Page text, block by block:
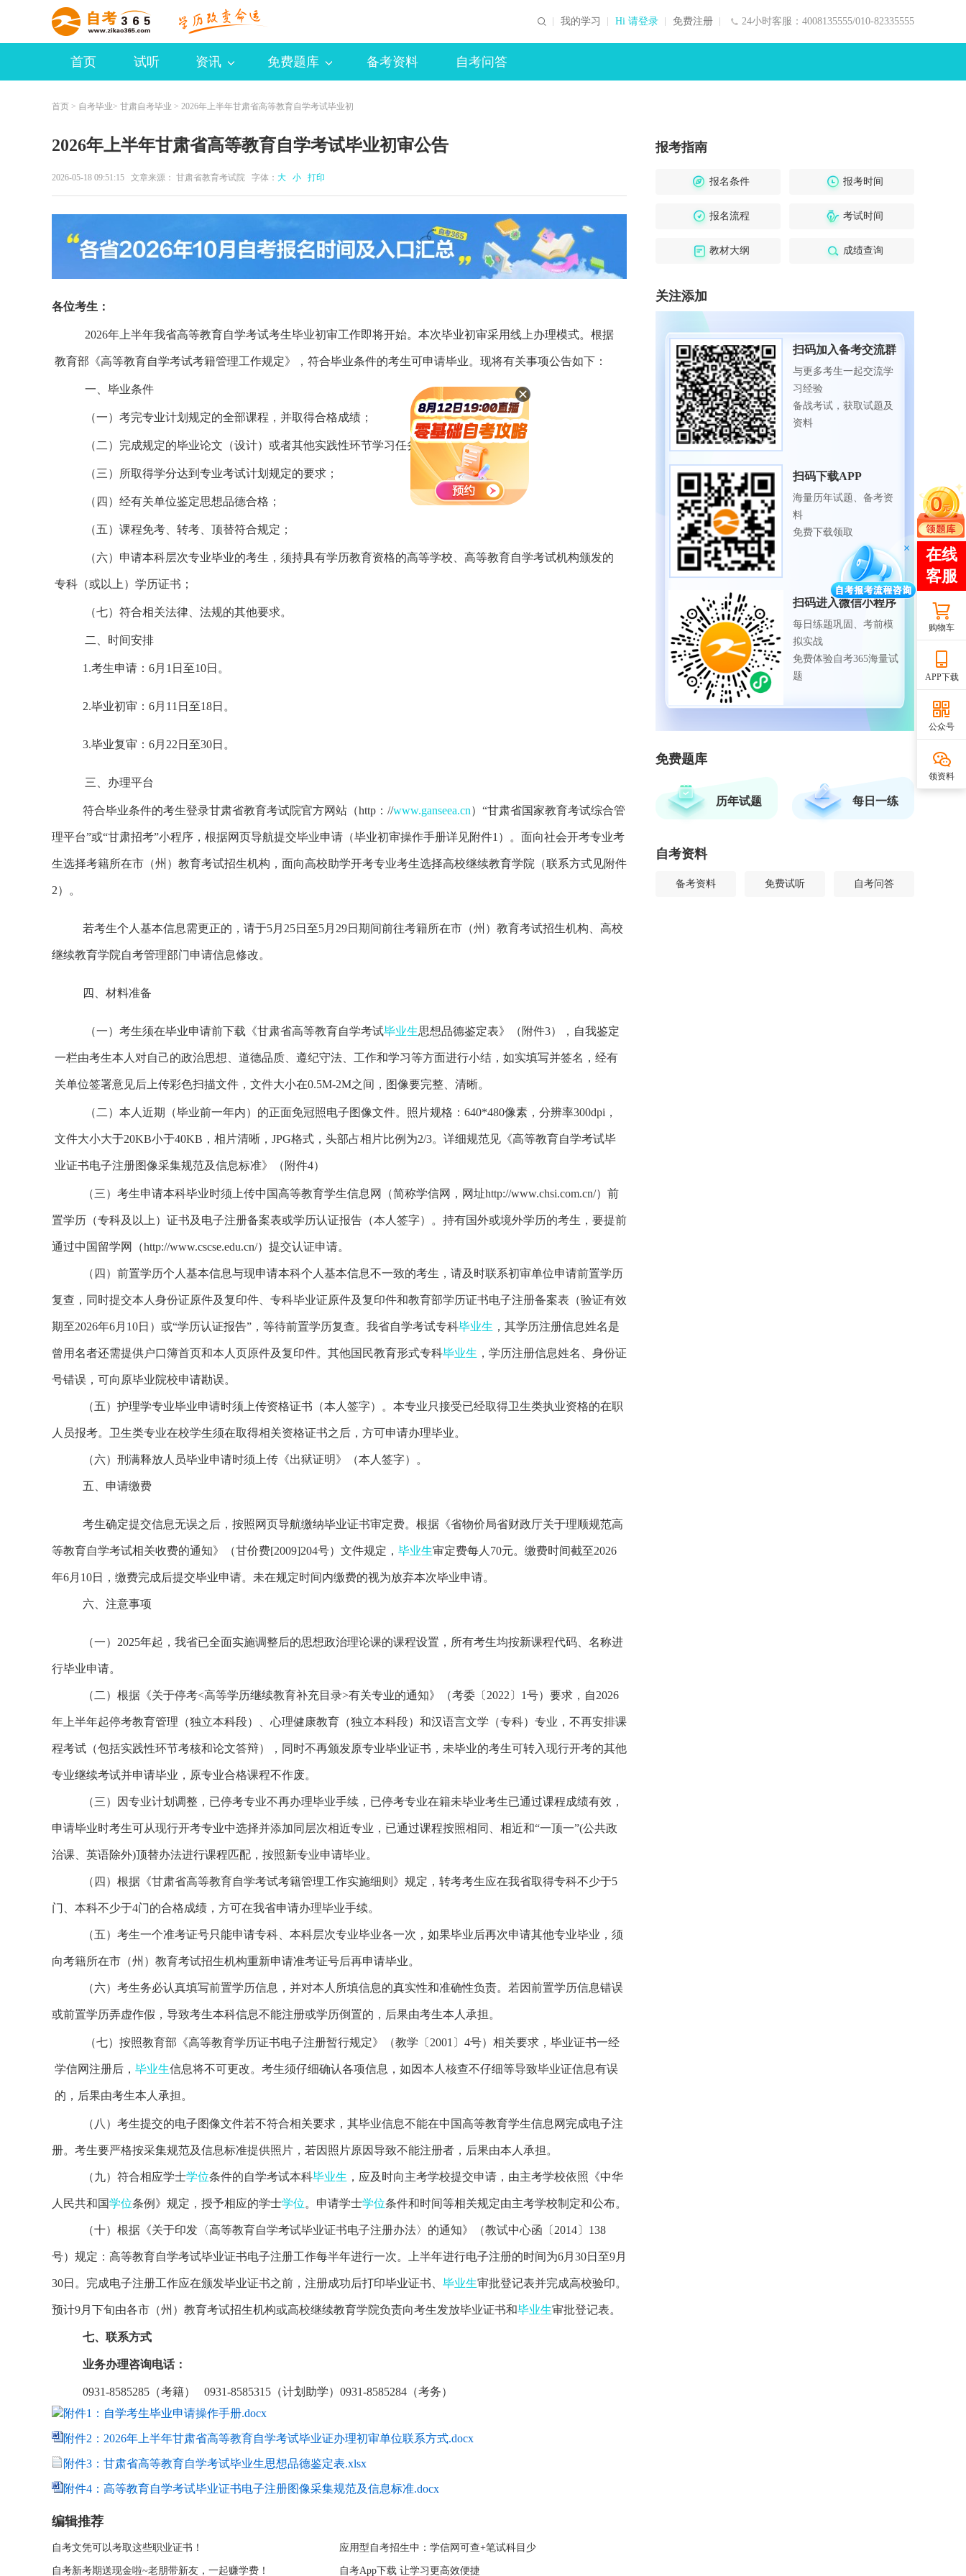
24小时客服：4008135555/010-82335555
我的学习 Hi 请登录 免费注册
首页 试听 资讯 免费题库 备考资料 自考问答
首页 > 自考毕业> 甘肃自考毕业 > 2026年上半年甘肃省高等教育自学考试毕业初
2026年上半年甘肃省高等教育自学考试毕业初审公告
2026-05-18 09:51:15 文章来源： 甘肃省教育考试院 字体： 大 小 打印
各位考生：
2026年上半年我省高等教育自学考试考生毕业初审工作即将开始。本次毕业初审采用线上办理模式。 根据
教育部《高等教育自学考试考籍管理工作规定》， 符合毕业条件的考生可申请毕业。现将有关事项公告如下：
一、毕业条件
（一）考完专业计划规定的全部课程，并取得合格成绩；
（二）完成规定的毕业论文（设计）或者其他实践性环节学习任务，并取得合格成绩；
（三）所取得学分达到专业考试计划规定的要求；
（四）经有关单位鉴定思想品德合格；
（五）课程免考、转考、 顶替符合规定；
（六）申请本科层次专业毕业的考生，须持具有学历教育资格的高等学校、高等教育自学考试机构颁发的
专科（或以上）学历证书；
（七）符合相关法律、法规的其他要求。
二 时间安排
1.考生申请：6月 1 日至10日 。
2.毕业初审：6月 11 日至18日 。
3.毕业复审：6月22日至30日。
三 办理平台
符合毕业条件的考生登录甘肃省教育考试院官方网站（http：//www.ganseea.cn）“甘肃省国家教育考试综合管
理平台”或“甘肃招考”小程序，根据网页导航提交毕业申请（毕业初审操作手册详见附件1）。面向社会开考专业考
生选择考籍所在市（州）教育考试招生机构，面向高校助学开考专业考生选择高校继续教育学院（联系方式见附件
2）。
若考生个人基本信息需更正的，请于5月 25日至5月 29日期间前往考籍所在市（州） 教育考试招生机构、 高校
继续教育学院自考管理部门申请信息修改。
四、材料准备
（一） 考生须在毕业申请前下载《甘肃省高等教育自学考试毕业生思想品德鉴定表》 （附件3） ，自我鉴定
一栏由考生本人对自己的政治思想、道德品质、遵纪守法、工作和学习等方面进行小结，如实填写并签名 ， 经有
关单位签署意见后 上传彩色扫描文件 ， 文件大小在0.5M-2M之间，图像要完整、清晰。
（二） 本人近期（毕业前一年内）的正面免冠照电子图像文件。 照片规格：640*480像素，分辨率300dpi，
文件大小大于20KB小于40KB，相片清晰，JPG格式，头部占相片比例为2/3。详细规范见《高等教育自学考试毕
业证书电子注册图像采集规范及信息标准》（附件4）
（三）考生申请本科毕业时须上传中国高等教育学生信息网（简称学信网，网址http://www.chsi.com.cn/）前
置学历（专科及以上）证书及电子注册备案表或学历认证报告（本人签字）。 持有国外或境外学历的考生，要提前
通过中国留学网（http://www.cscse.edu.cn/）提交认证申请。
（四） 前置学历个人基本信息与现申请本科个人基本信息不一致的考生，请及时联系初审单位申请前置学历
复查，同时提交本人身份证原件及复印件、专科毕业证原件及复印件和教育部学历证书电子注册备案表 （验证有效
期至2026年6月10日） 或“学历认证报告” ， 等待前置学历复查。 我省自学考试专科毕业生 ，其学历注册信息姓名是
曾用名者还需提供户口簿首页和本人页原件及复印件。其他国民教育形式专科毕业生 ，学历注册信息姓名、身份证
号错误，可向原毕业院校申请勘误。
（五） 护理学专业毕业申请时须上传资格证书（本人签字）。本专业只接受已经取得卫生类执业资格的在职
人员报考。卫生类专业在校学生须在取得相关资格证书之后，方可申请办理毕业。
（六）刑满释放人员毕业申请时须上传《出狱证明》（本人签字）。
五、申请缴费
考生确定提交信息无误之后， 按照网页导航缴纳毕业证书审定费。 根据《省物价局省财政厅关于理顺规范高
等教育自学考试相关收费的通知》（甘价费[2009]204号）文件规定， 毕业生审定费每人70元。 缴费时间截至2026
年6月 10日， 缴费完成后提交毕业申请。 未在规定时间内缴费的视为放弃本次毕业申请。
六、注意事项
（一）2025年起，我省已全面实施调整后的思想政治理论课的课程设置，所有考生均按新课程代码、名称进
行毕业申请。
（二）根据《关于停考<高等学历继续教育补充目录>有关专业的通知》（考委〔2022〕1号）要求，自2026
年上半年起停考教育管理（独立本科段）、心理健康教育（独立本科段）和汉语言文学（专科）专业，不再安排课
程考试（包括实践性环节考核和论文答辩），同时不再颁发原专业毕业证书，未毕业的考生可转入现行开考的其他
专业继续考试并申请毕业，原专业合格课程不作废。
（三）因专业计划调整，已停考专业不再办理毕业手续，已停考专业在籍未毕业考生已通过课程成绩有效，
申请毕业时考生可从现行开考专业中选择并添加同层次相近专业，已通过课程按照相同、相近和“一顶一”(公共政
治课、英语除外)顶替办法进行课程匹配，按照新专业申请毕业。
（四）根据《甘肃省高等教育自学考试考籍管理工作实施细则》规定，转考考生应在我省取得专科不少于5
门、本科不少于4门的合格成绩，方可在我省申请办理毕业手续。
（五）考生一个准考证号只能申请专科、本科层次专业毕业各一次，如果毕业后再次申请其他专业毕业，须
向考籍所在市（州）教育考试招生机构重新申请准考证号后再申请毕业。
（六）考生务必认真填写前置学历信息，并对本人所填信息的真实性和准确性负责。若因前置学历信息错误
或前置学历弄虚作假，导致考生本科信息不能注册或学历倒置的，后果由考生本人承担。
（七）按照教育部《高等教育学历证书电子注册暂行规定》（教学〔2001〕4号）相关要求，毕业证书一经
学信网注册后， 毕业生信息将不可更改。考生须仔细确认各项信息，如因本人核查不仔细等导致毕业证信息有误
的，后果由考生本人承担。
（八） 考生提交的电子图像文件若不符合相关要求，其毕业信息不能在中国高等教育学生信息网完成电子注
册。考生要严格按采集规范及信息标准提供照片， 若因照片原因导致不能注册者 ，后果由本人承担。
（九）符合相应学士学位条件的自学考试本科毕业生 ，应及时向主考学校提交申请，由主考学校依照《中华
人民共和国学位条例》规定，授予相应的学士学位。申请学士学位条件和时间等相关规定由主考学校制定和公布。
（十）根据《关于印发〈高等教育自学考试毕业证书电子注册办法〉的通知》（教试中心函〔2014〕138
号）规定：高等教育自学考试毕业证书电子注册工作每半年进行一次。上半年进行电子注册的时间为6月30日至9月
30日。完成电子注册工作应在颁发毕业证书之前，注册成功后打印毕业证书、 毕业生审批登记表并完成高校验印。
预计9月下旬由各市（州）教育考试招生机构或高校继续教育学院负责向考生发放毕业证书和毕业生审批登记表。
七、联系方式
业务办理咨询电话：
0931-8585285（考籍） 0931-8585315（计划助学）0931-8585284（考务）
附件1：自学考生毕业申请操作手册.docx
附件2：2026年上半年甘肃省高等教育自学考试毕业证办理初审单位联系方式.docx
附件3：甘肃省高等教育自学考试毕业生思想品德鉴定表.xlsx
附件4：高等教育自学考试毕业证书电子注册图像采集规范及信息标准.docx
编辑推荐
自考文凭可以考取这些职业证书！ 应用型自考招生中：学信网可查+笔试科目少
自考新考期送现金啦~老朋带新友，一起赚学费！ 自考App下载 让学习更高效便捷
报考指南
报名条件 报考时间
报名流程 考试时间
教材大纲 成绩查询
关注添加
扫码加入备考交流群
与更多考生一起交流学
习经验
备战考试，获取试题及
资料
扫码下载APP
海量历年试题、备考资
料
免费下载领取
扫码进入微信小程序
每日练题巩固、考前模
拟实战
免费体验自考365海量试
题
免费题库
历年试题 每日一练
自考资料
备考资料 免费试听 自考问答
购物车
APP下载
公众号
领资料